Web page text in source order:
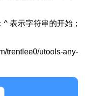
表示字符串的开始；
trentlee0/utools-any-